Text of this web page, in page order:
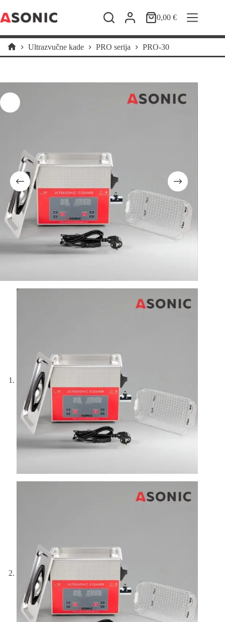
na
sadržaj
Košarica
0,00€
Početna
Ultrazvučne kade PRO serija PRO-30